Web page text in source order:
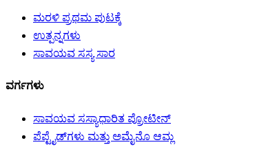
ಮರಳಿ ಪ್ರಥಮ ಪುಟಕ್ಕೆ
ಉತ್ಪನ್ನಗಳು
ಸಾವಯವ ಸಸ್ಯ ಸಾರ
ವರ್ಗಗಳು
ಸಾವಯವ ಸಸ್ಯಾಧಾರಿತ ಪ್ರೋಟೀನ್
ಪೆಪ್ಟೈಡ್‌ಗಳು ಮತ್ತು ಅಮೈನೊ ಆಮ್ಲ